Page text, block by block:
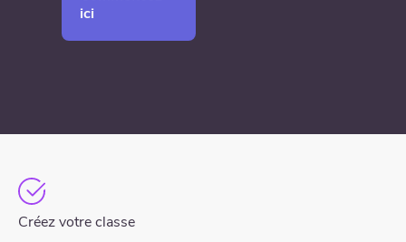
ici
Créez votre classe